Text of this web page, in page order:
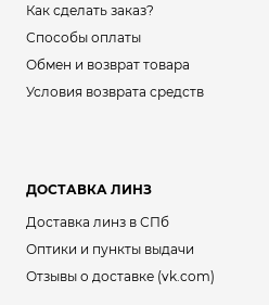
Как сделать заказ?
Способы оплаты
Обмен и возврат товара
Условия возврата средств
ДОСТАВКА ЛИНЗ
Доставка линз в СПб
Оптики и пункты выдачи
Отзывы о доставке (vk.com)